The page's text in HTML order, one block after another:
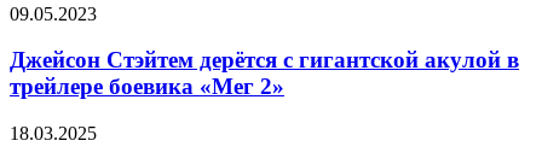
«Тёмный
Джейсон
дерётся
с
гигантской
в
09.05.2023
Джейсон Стэйтем дерётся с гигантской акулой в
трейлере боевика «Мег 2»
Первый
18.03.2025